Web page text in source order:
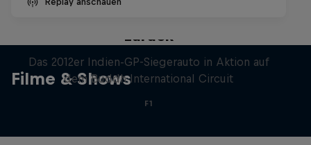
Filme & Shows
zurück
Das 2012er Indien-GP-Siegerauto in Aktion auf
dem Buddh International Circuit
F1